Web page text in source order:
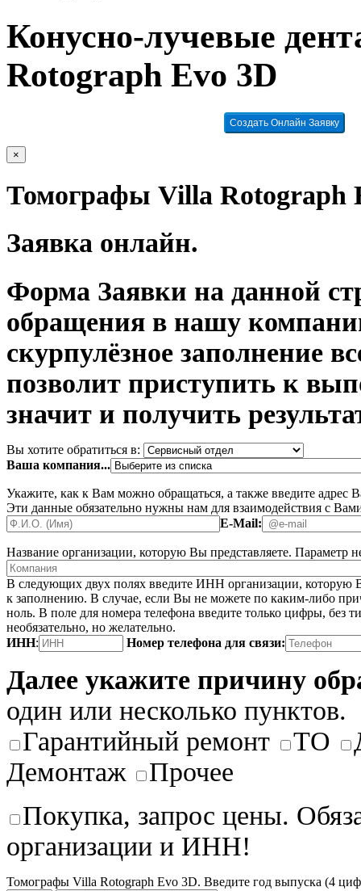
Конусно-лучевые
Rotograph Evo 3D
Создать Онлайн Заявку
×
Томографы Villa Rotograph
Заявка онлайн.
Форма Заявки на данной
обращения в нашу
скурпулёзное заполнение
позволит приступить к
значит и получить
Вы хотите обратиться в:
Ваша компания...
Укажите, как к Вам можно обращаться, а также введите адрес
Эти данные обязательно нужны нам для взаимодействия с
E-Mail:
Название организации, которую Вы представляете. Параметр
В следующих двух полях введите ИНН организации, которую
к заполнению. В случае, если Вы не можете по каким-либо
ноль. В поле для номера телефона введите только цифры, без
необязательно, но желательно.
ИНН: Номер телефона для связи:
Далее укажите причину
один или несколько пунктов.
Гарантийный ремонт
ТО
Демонтаж
Прочее
Покупка, запрос цены.
организации и ИНН!
Томографы Villa Rotograph Evo 3D. Введите год выпуска (4